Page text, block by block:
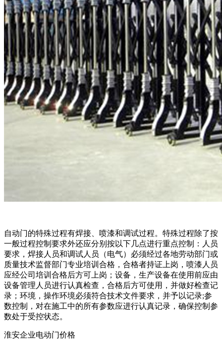
自动门的特殊过程有焊接、喷漆和调试过程。特殊过程除了按
一般过程控制要求外还应分别按以下几点进行重点控制：人员
要求，焊接人员和调试人员（电气）必须经过各地劳动部门或
质量技术监督部门专业培训合格，合格者持证上岗，喷漆人员
应经公司培训合格后方可上岗；设备，生产设备在使用前应由
设备管理人员进行认真检查，合格后方可使用，并做好检查记
录；环境，操作环境必须符合技术文件要求，并予以记录;参
数控制，对在施工中的所有参数应进行认真记录，确保控制参
数处于受控状态。
淮安企业电动门价格